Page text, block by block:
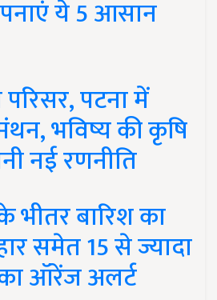
ये 5 आसान
पटना में
भविष्य की कृषि
नई रणनीति
भीतर बारिश का
समेत 15 से ज्यादा
ऑरेंज अलर्ट